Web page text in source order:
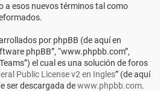
a esos nuevos términos tal como
por phpBB (de aquí en
phpBB”, “www.phpbb.com”,
el cual es una solución de foros
Public License v2 en Ingles” (de aquí
ser descargada dewww.phpbb.com.